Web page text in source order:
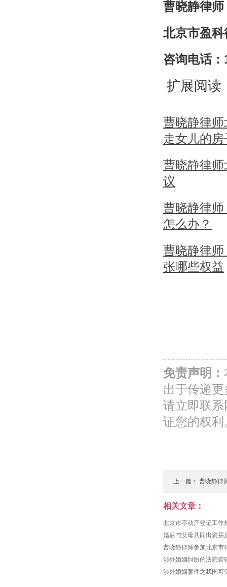
曹晓静律
北京市盈
咨询电话
扩展阅读
曹晓静律
走女儿的房
曹晓静律
议
曹晓静律
怎么办？
曹晓静律
张哪些权益
免责声明：
出于传递
请立即联
证您的权利
上一篇： 曹晓静律
男...
相关文章：
北京市不动产登记工作
婚后与父母共同出资买
曹晓静律师参加北京市
涉外婚姻纠纷的法院管
涉外婚姻案件之我国可